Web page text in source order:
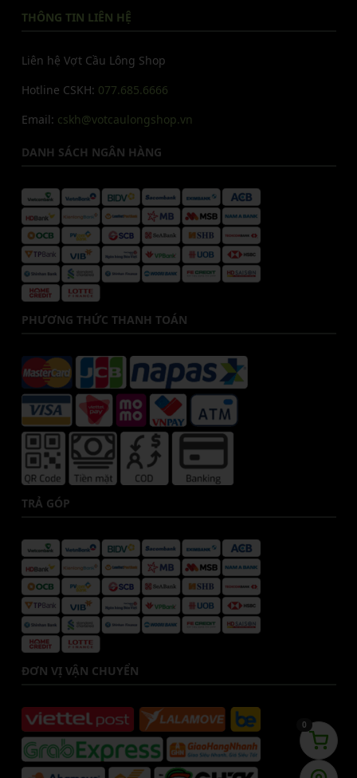
THÔNG TIN LIÊN HỆ
Liên hệ Vợt Cầu Lông Shop
Hotline CSKH: 077.685.6666
Email: cskh@votcaulongshop.vn
DANH SÁCH NGÂN HÀNG
PHƯƠNG THỨC THANH TOÁN
TRẢ GÓP
ĐƠN VỊ VẬN CHUYỂN
0